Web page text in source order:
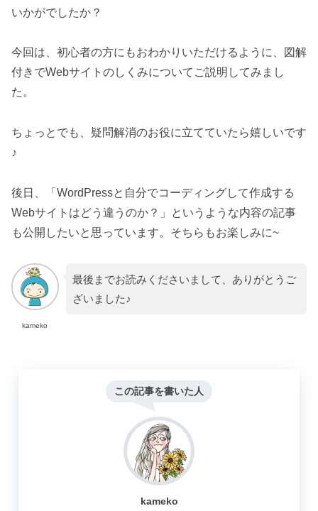
いかがでしたか？
今回は、初心者の方にもおわかりいただけるように、図解
付きでWebサイトのしくみについてご説明してみまし
た。
ちょっとでも、疑問解消のお役に立てていたら嬉しいです
♪
後日、「WordPressと自分でコーディングして作成する
Webサイトはどう違うのか？」というような内容の記事
も公開したいと思っています。そちらもお楽しみに~
kameko
最後までお読みくださいまして、ありがとうご
ざいました♪
この記事を書いた人
kameko